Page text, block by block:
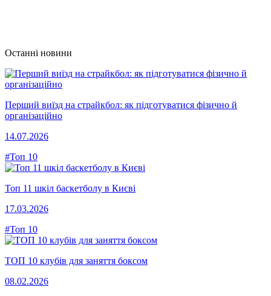
Останні новини
Перший виїзд на страйкбол: як підготуватися фізично й
організаційно
14.07.2026
#Топ 10
Топ 11 шкіл баскетболу в Києві
17.03.2026
#Топ 10
ТОП 10 клубів для заняття боксом
08.02.2026